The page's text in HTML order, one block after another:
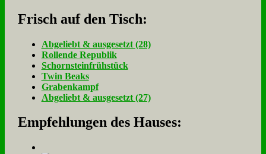
Frisch auf den Tisch:
Ab­ge­liebt & aus­ge­setzt (28)
Rol­len­de Re­pu­blik
Schorn­stein­früh­stück
Twin Beaks
Gra­ben­kampf
Ab­ge­liebt & aus­ge­setzt (27)
Empfehlungen des Hauses: